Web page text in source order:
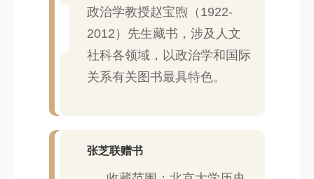
政治学教授赵宝煦（1922-
2012）先生藏书，涉及人文
社科各领域，以政治学和国际
关系有关图书最具特色。
张芝联赠书